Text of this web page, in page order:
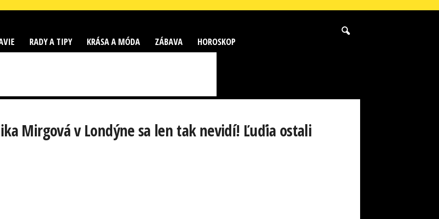
RADY A TIPY KRÁSA A MÓDA ZÁBAVA HOROSKOP
Mirgová v Londýne sa len tak nevidí! Ľuďia ostali